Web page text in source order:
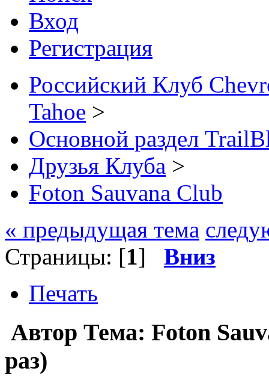
Вход
Регистрация
Российский Клуб
Tahoe >
Основной раздел
Друзья Клуба >
Foton Sauvana Club
« предыдущая тема
Страницы: [1] Вниз
Печать
Автор Тема: Foton
раз)